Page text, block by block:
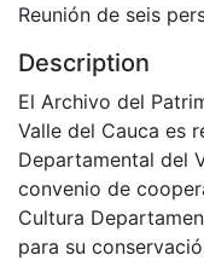
Reunión de seis
Description
El Archivo del
Valle del Cauca es
Departamental del
convenio de
Cultura
para su